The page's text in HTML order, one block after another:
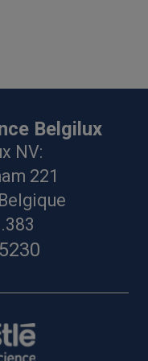
Belgilux
NV:
221